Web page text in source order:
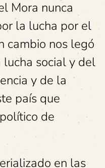
Mora nunca
la lucha por el
cambio nos legó
social y del
y de la
país que
de
en las